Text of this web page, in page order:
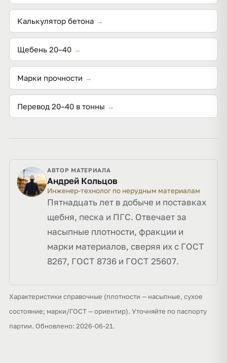
Калькулятор бетона →
Щебень 20–40 →
Марки прочности →
Перевод 20–40 в тонны →
АВТОР МАТЕРИАЛА
Андрей Кольцов
Инженер-технолог по нерудным материалам
Пятнадцать лет в добыче и поставках
щебня, песка и ПГС. Отвечает за
насыпные плотности, фракции и
марки материалов, сверяя их с ГОСТ
8267, ГОСТ 8736 и ГОСТ 25607.
Характеристики справочные (плотности — насыпные, сухое
состояние; марки/ГОСТ — ориентир). Уточняйте по паспорту
партии. Обновлено: 2026-06-21.